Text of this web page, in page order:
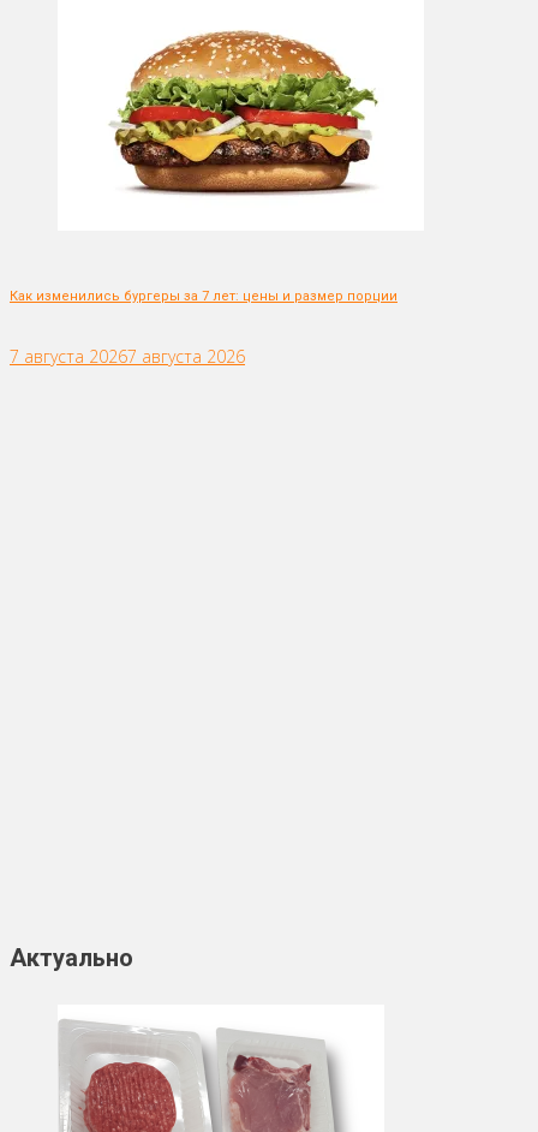
Как изменились бургеры за 7 лет: цены и размер порции
7 августа 20267 августа 2026
Актуально